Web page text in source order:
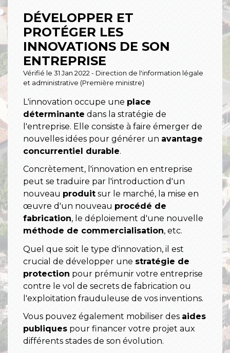
DÉVELOPPER ET
PROTÉGER LES
INNOVATIONS DE SON
ENTREPRISE
Vérifié le 31 Jan 2022 - Direction de l'information légale
et administrative (Première ministre)
L'innovation occupe une place
déterminante dans la stratégie de
l'entreprise. Elle consiste à faire émerger de
nouvelles idées pour générer un avantage
concurrentiel durable.
Concrètement, l'innovation en entreprise
peut se traduire par l'introduction d'un
nouveau produit sur le marché, la mise en
œuvre d'un nouveau procédé de
fabrication, le déploiement d'une nouvelle
méthode de commercialisation, etc.
Quel que soit le type d'innovation, il est
crucial de développer une stratégie de
protection pour prémunir votre entreprise
contre le vol de secrets de fabrication ou
l'exploitation frauduleuse de vos inventions.
Vous pouvez également mobiliser des aides
publiques pour financer votre projet aux
différents stades de son évolution.